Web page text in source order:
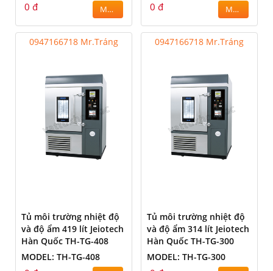
0 đ MUA 0 đ MUA
0947166718 Mr.Tráng
Tủ môi trường nhiệt độ
và độ ẩm 419 lít Jeiotech
Hàn Quốc TH-TG-408
MODEL: TH-TG-408
0947166718 Mr.Tráng
Tủ môi trường nhiệt độ
và độ ẩm 314 lít Jeiotech
Hàn Quốc TH-TG-300
MODEL: TH-TG-300